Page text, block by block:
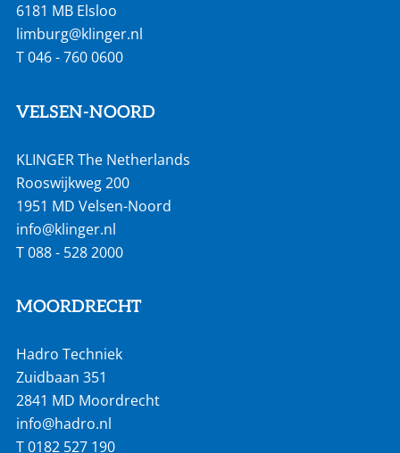
6181 MB Elsloo
limburg@klinger.nl
T046 - 760 0600
VELSEN-NOORD
KLINGER The Netherlands
Rooswijkweg 200
1951 MD Velsen-Noord
info@klinger.nl
T088 - 528 2000
MOORDRECHT
Hadro Techniek
Zuidbaan 351
2841 MD Moordrecht
info@hadro.nl
T0182 527 190